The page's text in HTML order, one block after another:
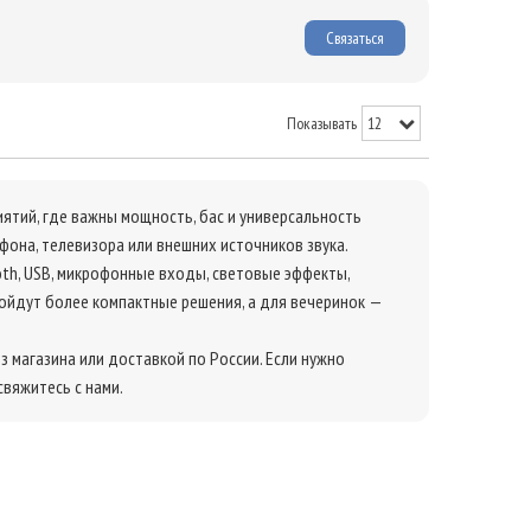
Связаться
Показывать
где важны мощность, бас и универсальность
телевизора или внешних источников звука.
USB, микрофонные входы, световые эффекты,
более компактные решения, а для вечеринок —
или доставкой по России. Если нужно
с нами.